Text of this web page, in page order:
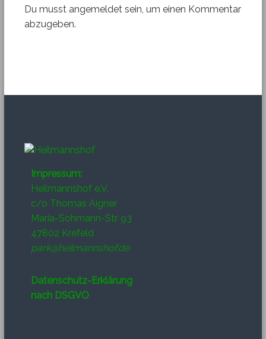
Du musst angemeldet sein, um einen Kommentar
abzugeben.
Impressum:
Heilmannshof e.V.
c/o Thomas Aigner
Maria-Sohmann-Str. 93
47802 Krefeld
park@heilmannshof.de
Datenschutz-Erklärung
nach DSGVO